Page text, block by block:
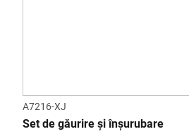
A7216-XJ
Set de găurire și înșurubare